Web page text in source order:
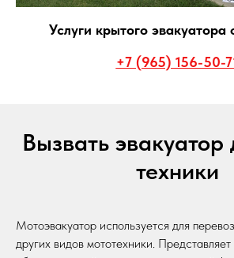
Услуги крытого эвакуатора
+7 (965) 156-50-
Вызвать эвакуатор
техники
Мотоэвакуатор используется для
других видов мототехники.